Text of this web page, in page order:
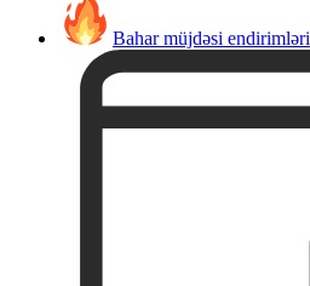
Bahar müjdəsi endirimləri